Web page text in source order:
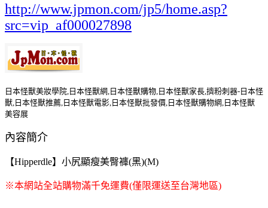
http://www.jpmon.com/jp5/home.asp?
src=vip_af000027898
日本怪獸美妝學院,日本怪獸網,日本怪獸購物,日本怪獸家長,擠粉刺器-日本怪
獸,日本怪獸推薦,日本怪獸電影,日本怪獸批發價,日本怪獸購物網,日本怪獸
美容展
內容簡介
【Hipperdle】小尻顯瘦美臀褲(黑)(M)
※本網站全站購物滿千免運費(僅限運送至台灣地區)